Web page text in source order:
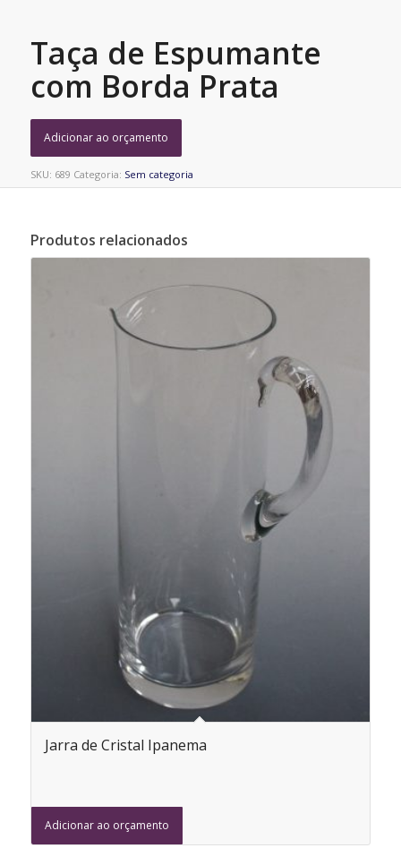
Taça de Espumante
com Borda Prata
Adicionar ao orçamento
SKU: 689 Categoria: Sem categoria
Produtos relacionados
Jarra de Cristal Ipanema
Adicionar ao orçamento